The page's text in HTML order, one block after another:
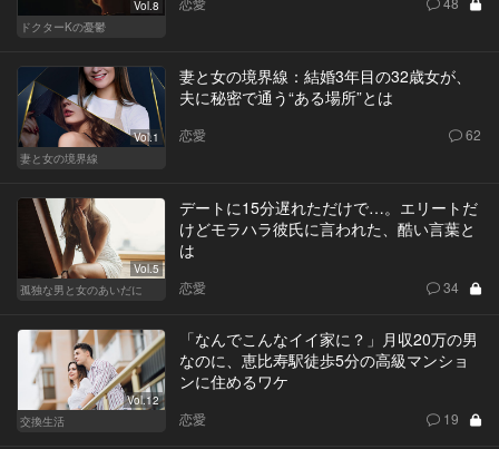
Vol.8
ドクターKの憂鬱
Vol.1
妻と女の境界線
妻と女の境界線：結婚3年目の32歳女が、
夫に秘密で通う“ある場所”とは
恋愛 62
Vol.5
孤独な男と女のあいだに
デートに15分遅れただけで…。エリートだ
けどモラハラ彼氏に言われた、酷い言葉と
は
恋愛 34
Vol.12
交換生活
「なんでこんなイイ家に？」月収20万の男
なのに、恵比寿駅徒歩5分の高級マンショ
ンに住めるワケ
恋愛 19